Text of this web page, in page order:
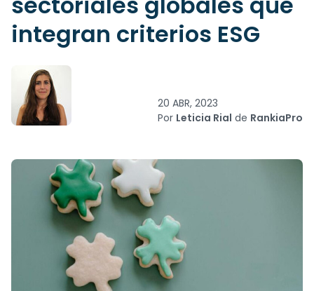
integran criterios ESG
20 ABR, 2023
Por Leticia Rial de RankiaPro